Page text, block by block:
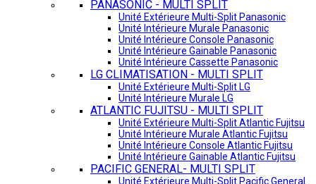
PANASONIC - MULTI SPLIT
Unité Extérieure Multi-Split Panasonic
Unité Intérieure Murale Panasonic
Unité Intérieure Console Panasonic
Unité Intérieure Gainable Panasonic
Unité Intérieure Cassette Panasonic
LG CLIMATISATION - MULTI SPLIT
Unité Extérieure Multi-Split LG
Unité Intérieure Murale LG
ATLANTIC FUJITSU - MULTI SPLIT
Unité Extérieure Multi-Split Atlantic Fujitsu
Unité Intérieure Murale Atlantic Fujitsu
Unité Intérieure Console Atlantic Fujitsu
Unité Intérieure Gainable Atlantic Fujitsu
PACIFIC GENERAL- MULTI SPLIT
Unité Extérieure Multi-Split Pacific General